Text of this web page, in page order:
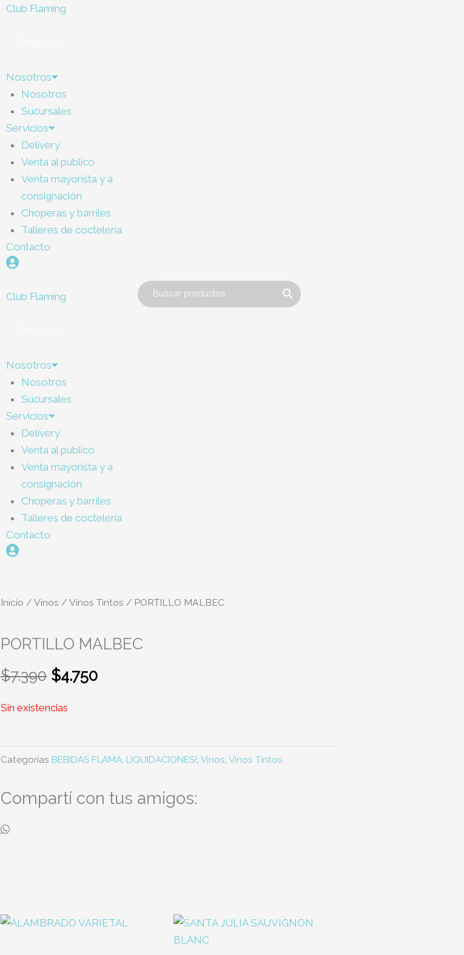
Club Flaming
Nosotros
Nosotros
Sucursales
Servicios
Delivery
Venta al público
Venta mayorista y a
consignación
Choperas y barriles
Talleres de coctelería
Contacto
Club Flaming
Nosotros
Nosotros
Sucursales
Servicios
Delivery
Venta al público
Venta mayorista y a
consignación
Choperas y barriles
Talleres de coctelería
Contacto
Inicio / Vinos / Vinos Tintos / PORTILLO MALBEC
PORTILLO MALBEC
$7.390 El
original
$7.390.
$4.750El
$4.750.
Sin existencias
Categorías BEBIDAS FLAMA, LIQUIDACIONES!, Vinos, Vinos Tintos
Compartí con tus amigos: